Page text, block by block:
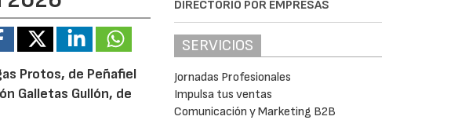
Protos, de Peñafiel
Galletas Gullón, de
DIRECTORIO POR EMPRESAS
SERVICIOS
Jornadas Profesionales
Impulsa tus ventas
Comunicación y Marketing B2B